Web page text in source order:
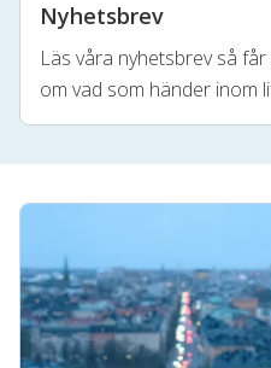
Nyhetsbrev
Läs våra nyhetsbrev så
om vad som händer inom